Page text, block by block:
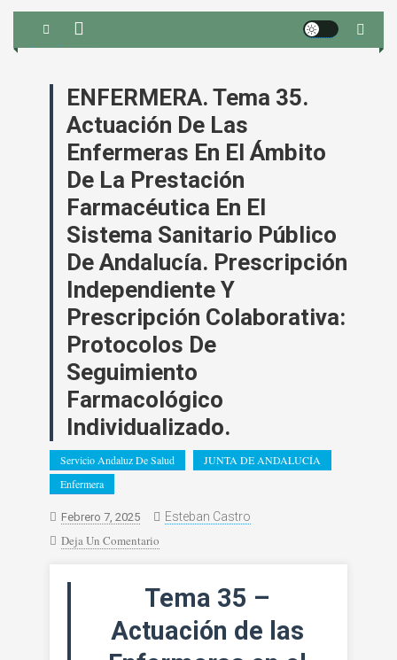
ENFERMERA. Tema 35.
Actuación De Las
Enfermeras En El Ámbito
De La Prestación
Farmacéutica En El
Sistema Sanitario Público
De Andalucía. Prescripción
Independiente Y
Prescripción Colaborativa:
Protocolos De
Seguimiento
Farmacológico
Individualizado.
Servicio Andaluz De Salud
JUNTA DE ANDALUCÍA
Enfermera
Febrero 7, 2025 Esteban Castro
Deja Un ComentarioEn
35.
Actuación
De
Las
Tema 35 –
Actuación de las